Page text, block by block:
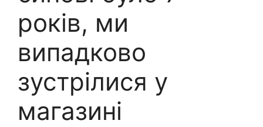
років, ми
випадково
зустрілися у
магазині